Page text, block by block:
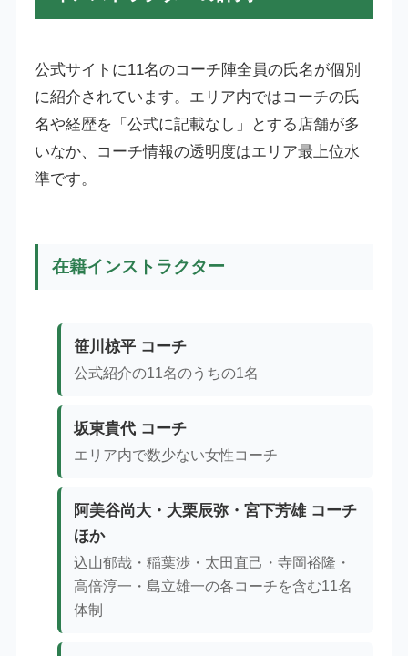
公式サイトに11名のコーチ陣全員の氏名が個別
に紹介されています。エリア内ではコーチの氏
名や経歴を「公式に記載なし」とする店舗が多
いなか、コーチ情報の透明度はエリア最上位水
準です。
在籍インストラクター
笹川椋平 コーチ
公式紹介の11名のうちの1名
坂東貴代 コーチ
エリア内で数少ない女性コーチ
阿美谷尚大・大栗辰弥・宮下芳雄 コーチ
ほか
込山郁哉・稲葉渉・太田直己・寺岡裕隆・
高倍淳一・島立雄一の各コーチを含む11名
体制